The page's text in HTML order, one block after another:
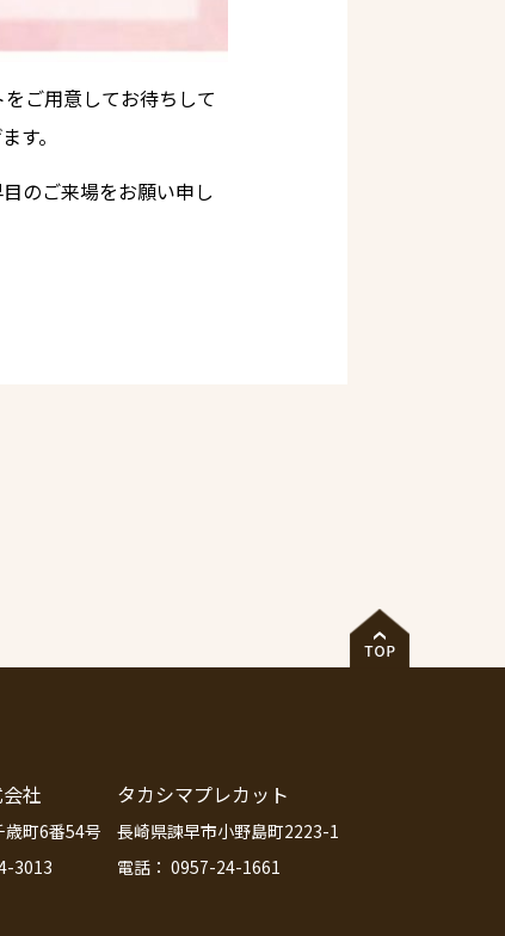
ご用意してお待ちして
す。
のご来場をお願い申し
社
町6番54号
3013
タカシマプレカット
長崎県諫早市小野島町2223-1
電話： 0957-24-1661